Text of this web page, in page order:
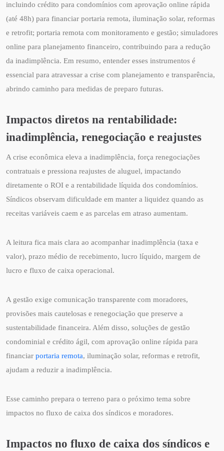
incluindo crédito para condomínios com aprovação online rápida
(até 48h) para financiar portaria remota, iluminação solar, reformas
e retrofit; portaria remota com monitoramento e gestão; simuladores
online para planejamento financeiro, contribuindo para a redução
da inadimplência. Em resumo, entender esses instrumentos é
essencial para atravessar a crise com planejamento e transparência,
abrindo caminho para medidas de preparo futuras.
Impactos diretos na rentabilidade:
inadimplência, renegociação e reajustes
A crise econômica eleva a inadimplência, força renegociações
contratuais e pressiona reajustes de aluguel, impactando
diretamente o ROI e a rentabilidade líquida dos condomínios.
Síndicos observam dificuldade em manter a liquidez quando as
receitas variáveis caem e as parcelas em atraso aumentam.
A leitura fica mais clara ao acompanhar inadimplência (taxa e
valor), prazo médio de recebimento, lucro líquido, margem de
lucro e fluxo de caixa operacional.
A gestão exige comunicação transparente com moradores,
provisões mais cautelosas e renegociação que preserve a
sustentabilidade financeira. Além disso, soluções de gestão
condominial e crédito ágil, com aprovação online rápida para
financiar portaria remota, iluminação solar, reformas e retrofit,
ajudam a reduzir a inadimplência.
Esse caminho prepara o terreno para o próximo tema sobre
impactos no fluxo de caixa dos síndicos e moradores.
Impactos no fluxo de caixa dos síndicos e